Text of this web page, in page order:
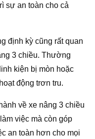
sự an toàn cho cả
định kỳ cũng rất quan
3 chiều. Thường
kiện bị mòn hoặc
động trơn tru.
về xe nâng 3 chiều
việc mà còn góp
an toàn hơn cho mọi